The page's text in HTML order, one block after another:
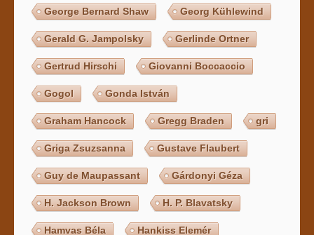
George Bernard Shaw Georg Kühlewind
Gerald G. Jampolsky Gerlinde Ortner
Gertrud Hirschi Giovanni Boccaccio
Gogol Gonda István
Graham Hancock Gregg Braden gri
Griga Zsuzsanna Gustave Flaubert
Guy de Maupassant Gárdonyi Géza
H. Jackson Brown H. P. Blavatsky
Hamvas Béla Hankiss Elemér